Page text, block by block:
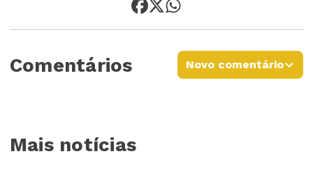
Comentários Novo comentário
Mais notícias